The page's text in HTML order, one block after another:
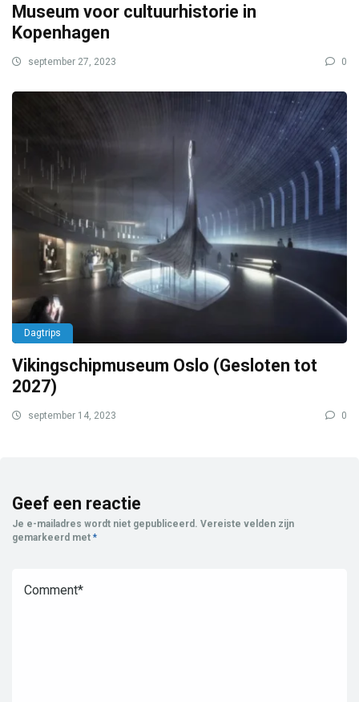
Museum voor cultuurhistorie in
Kopenhagen
september 27, 2023 0
Dagtrips
Vikingschipmuseum Oslo (Gesloten tot
2027)
september 14, 2023 0
Geef een reactie
Je e-mailadres wordt niet gepubliceerd. Vereiste velden zijn
gemarkeerd met *